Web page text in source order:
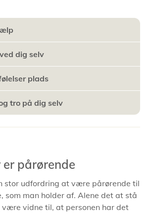
dig selv
plads
tro på dig selv
pårørende
stor udfordring at være pårørende til
som man holder af. Alene det at stå
være vidne til, at personen har det